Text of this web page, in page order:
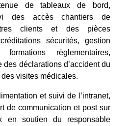
de tableaux de bord,
des accès chantiers de
clients et des pièces
sécurités, gestion
règlementaires,
déclarations d’accident du
visites médicales.
et suivi de l’intranet,
de communication et post sur
en soutien du responsable